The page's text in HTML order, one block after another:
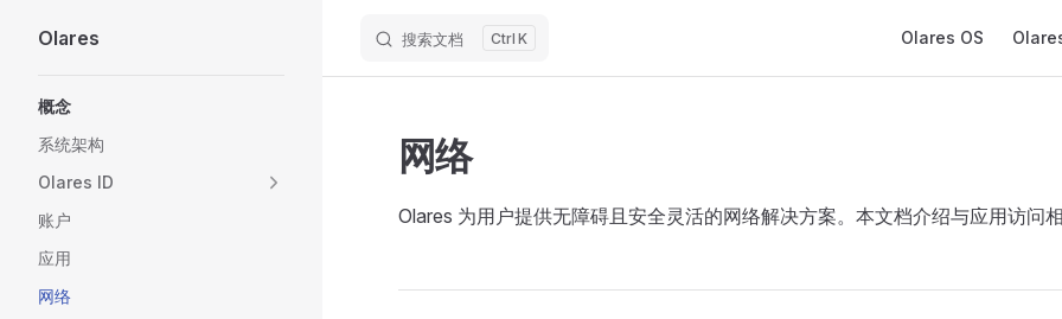
Skip to content
Olares 搜索文档 K Olares OS
概念
系统架构
Olares ID
账户
应用
网络
网络
Olares 为用户提供无障碍且安全灵活的网络解决方案。本文档介绍与应用访问相